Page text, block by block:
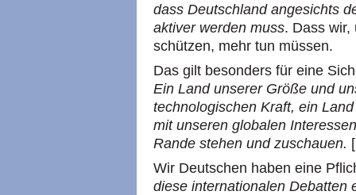
dass Deutschland angesichts
aktiver werden muss. Dass wir,
schützen, mehr tun müssen.
Das gilt besonders für eine
Ein Land unserer Größe und
technologischen Kraft, ein
mit unseren globalen
Rande stehen und zuschauen.
Wir Deutschen haben eine
diese internationalen Debatten